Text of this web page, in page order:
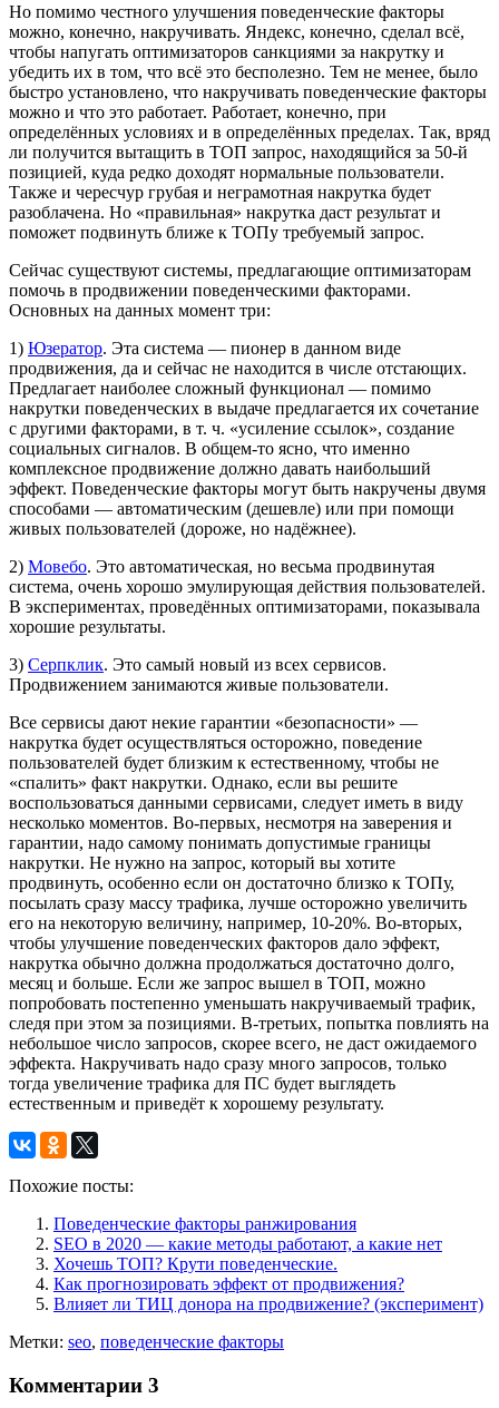
Но помимо честного улучшения поведенческие факторы
можно, конечно, накручивать. Яндекс, конечно, сделал всё,
чтобы напугать оптимизаторов санкциями за накрутку и
убедить их в том, что всё это бесполезно. Тем не менее, было
быстро установлено, что накручивать поведенческие факторы
можно и что это работает. Работает, конечно, при
определённых условиях и в определённых пределах. Так, вряд
ли получится вытащить в ТОП запрос, находящийся за 50-й
позицией, куда редко доходят нормальные пользователи.
Также и чересчур грубая и неграмотная накрутка будет
разоблачена. Но «правильная» накрутка даст результат и
поможет подвинуть ближе к ТОПу требуемый запрос.
Сейчас существуют системы, предлагающие оптимизаторам
помочь в продвижении поведенческими факторами.
Основных на данных момент три:
1) Юзератор. Эта система — пионер в данном виде
продвижения, да и сейчас не находится в числе отстающих.
Предлагает наиболее сложный функционал — помимо
накрутки поведенческих в выдаче предлагается их сочетание
с другими факторами, в т. ч. «усиление ссылок», создание
социальных сигналов. В общем-то ясно, что именно
комплексное продвижение должно давать наибольший
эффект. Поведенческие факторы могут быть накручены двумя
способами — автоматическим (дешевле) или при помощи
живых пользователей (дороже, но надёжнее).
2) Мовебо. Это автоматическая, но весьма продвинутая
система, очень хорошо эмулирующая действия пользователей.
В экспериментах, проведённых оптимизаторами, показывала
хорошие результаты.
3) Серпклик. Это самый новый из всех сервисов.
Продвижением занимаются живые пользователи.
Все сервисы дают некие гарантии «безопасности» —
накрутка будет осуществляться осторожно, поведение
пользователей будет близким к естественному, чтобы не
«спалить» факт накрутки. Однако, если вы решите
воспользоваться данными сервисами, следует иметь в виду
несколько моментов. Во-первых, несмотря на заверения и
гарантии, надо самому понимать допустимые границы
накрутки. Не нужно на запрос, который вы хотите
продвинуть, особенно если он достаточно близко к ТОПу,
посылать сразу массу трафика, лучше осторожно увеличить
его на некоторую величину, например, 10-20%. Во-вторых,
чтобы улучшение поведенческих факторов дало эффект,
накрутка обычно должна продолжаться достаточно долго,
месяц и больше. Если же запрос вышел в ТОП, можно
попробовать постепенно уменьшать накручиваемый трафик,
следя при этом за позициями. В-третьих, попытка повлиять на
небольшое число запросов, скорее всего, не даст ожидаемого
эффекта. Накручивать надо сразу много запросов, только
тогда увеличение трафика для ПС будет выглядеть
естественным и приведёт к хорошему результату.
Похожие посты:
Поведенческие факторы ранжирования
SEO в 2020 — какие методы работают, а какие нет
Хочешь ТОП? Крути поведенческие.
Как прогнозировать эффект от продвижения?
Влияет ли ТИЦ донора на продвижение? (эксперимент)
Метки: seo, поведенческие факторы
Комментарии 3